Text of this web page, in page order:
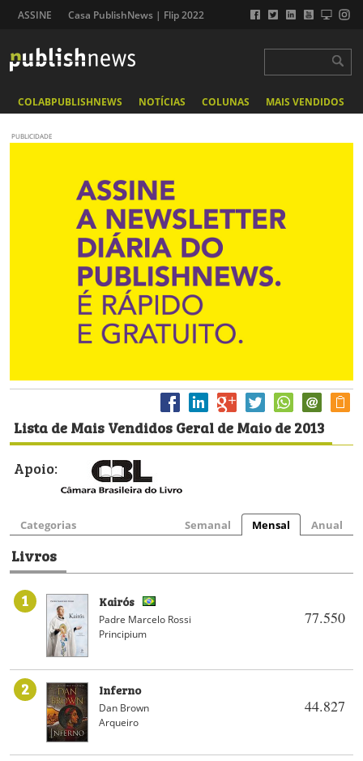
ASSINE Casa PublishNews | Flip 2022
COLABPUBLISHNEWS NOTÍCIAS COLUNAS MAIS VENDIDOS
PUBLICIDADE
Lista de Mais Vendidos Geral de Maio de 2013
Apoio:
Categorias Semanal Mensal Anual
Livros
1
77.550
Kairós
Padre Marcelo Rossi
Principium
2
44.827
Inferno
Dan Brown
Arqueiro